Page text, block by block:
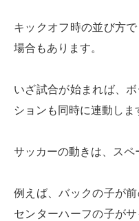
キックオフ時の並び方
場合もあります。
いざ試合が始まれば、
ションも同時に連動しま
サッカーの動きは、スペ
例えば、バックの子が
センターハーフの子が